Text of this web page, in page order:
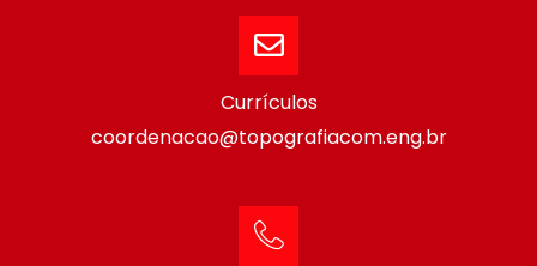
Currículos
coordenacao@topografiacom.eng.br